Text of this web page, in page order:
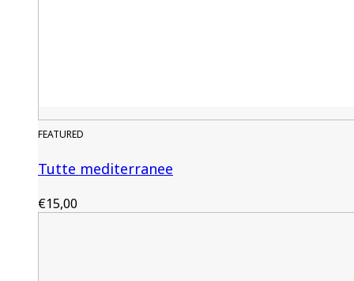
FEATURED
Tutte mediterranee
€15,00